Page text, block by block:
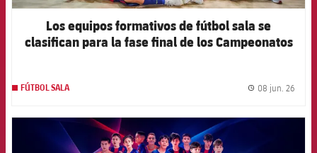
Los equipos formativos de fútbol sala se
clasifican para la fase final de los Campeonatos
FÚTBOL SALA 08 jun. 26
FCB Barcelona badge